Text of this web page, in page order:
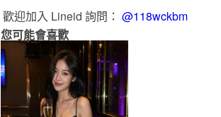
歡迎加入 Lineid 詢問： @118wckbm
您可能會喜歡